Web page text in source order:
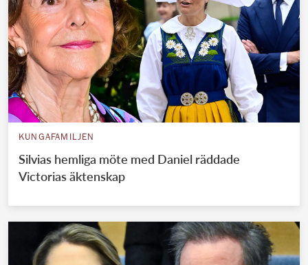
KUNGAFAMILJEN
Silvias hemliga möte med Daniel räddade
Victorias äktenskap